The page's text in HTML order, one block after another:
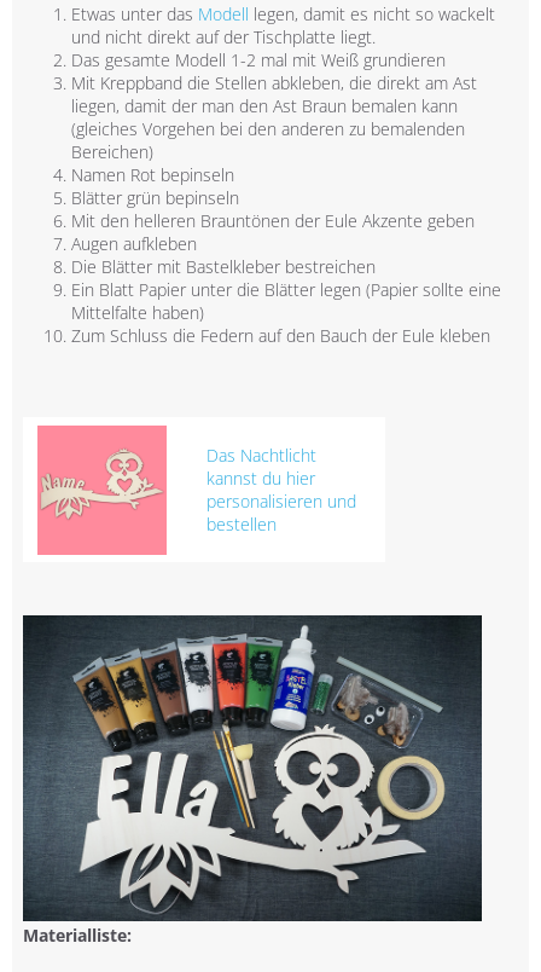
Etwas unter das Modell legen, damit es nicht so wackelt
und nicht direkt auf der Tischplatte liegt.
Das gesamte Modell 1-2 mal mit Weiß grundieren
Mit Kreppband die Stellen abkleben, die direkt am Ast
liegen, damit der man den Ast Braun bemalen kann
(gleiches Vorgehen bei den anderen zu bemalenden
Bereichen)
Namen Rot bepinseln
Blätter grün bepinseln
Mit den helleren Brauntönen der Eule Akzente geben
Augen aufkleben
Die Blätter mit Bastelkleber bestreichen
Ein Blatt Papier unter die Blätter legen (Papier sollte eine
Mittelfalte haben)
Zum Schluss die Federn auf den Bauch der Eule kleben
Das Nachtlicht
kannst du hier
personalisieren und
bestellen
Materialliste: